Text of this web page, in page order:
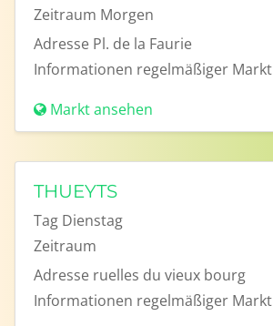
Zeitraum Morgen
Adresse Pl. de la Faurie
Informationen regelmäßiger Markt
Markt ansehen
THUEYTS
Tag Dienstag
Zeitraum
Adresse ruelles du vieux bourg
Informationen regelmäßiger Markt